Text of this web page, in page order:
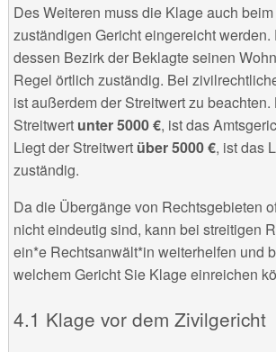
Des Weiteren muss die Klage auch
zuständigen Gericht eingereicht werden.
dessen Bezirk der Beklagte seinen
Regel örtlich zuständig. Bei
ist außerdem der Streitwert zu beachten.
Streitwert unter 5000 €, ist das
Liegt der Streitwertüber 5000 €, ist das
zuständig.
Da die Übergänge von Rechtsgebieten
nicht eindeutig sind, kann bei streitigen
ein*e Rechtsanwält*in weiterhelfen und
welchem Gericht Sie Klage einreichen
Klage vor dem Zivilgericht